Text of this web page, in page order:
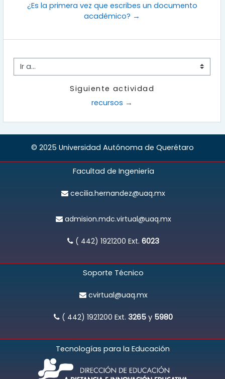
¿Es la primera vez que escribes un documento
académico? →
Ir a...
Siguiente actividad
recursos →
© 2025 Universidad Autónoma de Querétaro
Facultad de Ingeniería
cecilia.hernandez@uaq.mx
admision.mdc.virtual@uaq.mx
( 442) 1921200Ext.6023
Soporte Técnico
cvirtual@uaq.mx
( 442) 1921200Ext.3265y 5980
Tecnologías para la Educación